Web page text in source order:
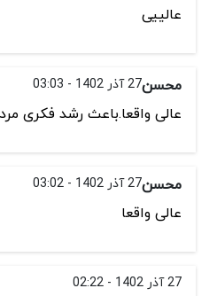
عالییی
محسن27 آذر 1402 - 03:03
عالی واقعا.باعث رشد فکری
محسن27 آذر 1402 - 03:02
عالی واقعا
27 آذر 1402 - 02:22